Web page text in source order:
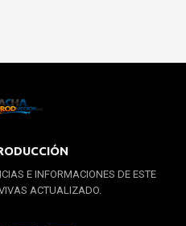
E INFORMACIONES DE ESTE
ACTUALIZADO.